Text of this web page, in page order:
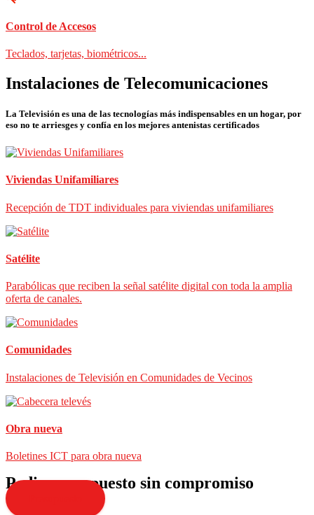
Control de Accesos
Teclados, tarjetas, biométricos...
Instalaciones de Telecomunicaciones
La Televisión es una de las tecnologías más indispensables en un hogar, por
eso no te arriesges y confía en los mejores antenistas certificados
Viviendas Unifamiliares
Recepción de TDT individuales para viviendas unifamiliares
Satélite
Parabólicas que reciben la señal satélite digital con toda la amplia
oferta de canales.
Comunidades
Instalaciones de Televisión en Comunidades de Vecinos
Obra nueva
Boletines ICT para obra nueva
Pedir presupuesto sin compromiso